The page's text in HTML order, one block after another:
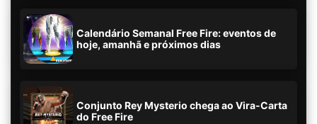
Calendário Semanal Free Fire: eventos de
hoje, amanhã e próximos dias
Conjunto Rey Mysterio chega ao Vira-Carta
do Free Fire